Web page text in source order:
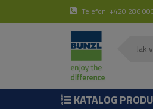
Telefon: +420 286
KATALOG